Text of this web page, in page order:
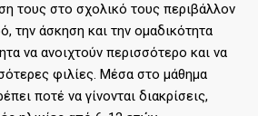
τους στο σχολικό τους περιβάλλον
την άσκηση και την ομαδικότητα
να ανοιχτούν περισσότερο και να
φιλίες. Μέσα στο μάθημα
ποτέ να γίνονται διακρίσεις,